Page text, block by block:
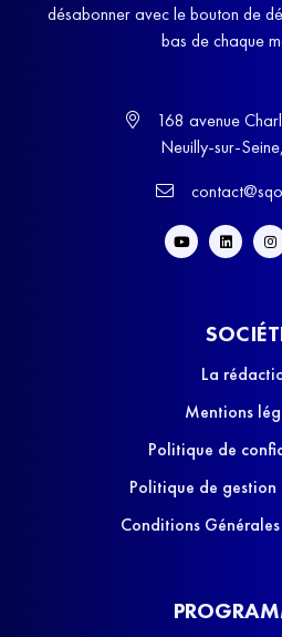
désabonner avec le bouton de
bas de chaque
168 avenue
Neuilly-sur-
La
Mentions
Politique de
Politique de gestion
Conditions